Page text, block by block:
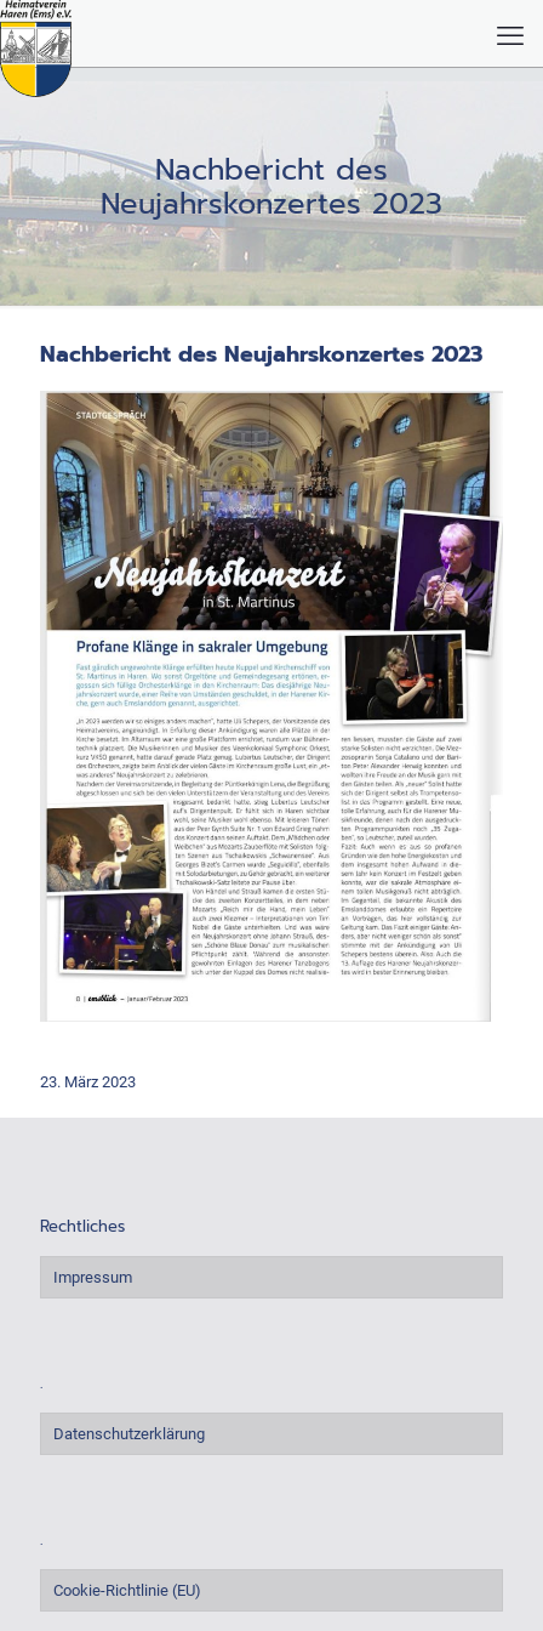
Nachbericht des
Neujahrskonzertes 2023
Nachbericht des Neujahrskonzertes 2023
23. März 2023
Rechtliches
Impressum
.
Datenschutzerklärung
.
Cookie-Richtlinie (EU)